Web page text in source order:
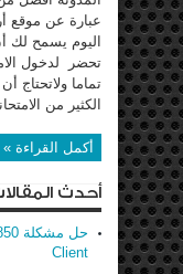
عبارة عن موقع
اليوم يسمح لك
تحضر لدخول
تماما ولاتحتاج
الكثير من
أكمل القراءة »
أحدث
Client